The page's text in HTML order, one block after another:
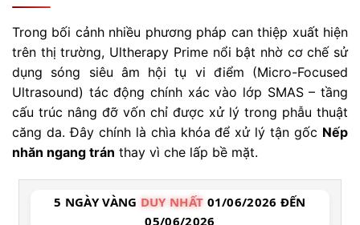
Trong bối cảnh nhiều phương pháp can thiệp xuất hiện
trên thị trường, Ultherapy Prime nổi bật nhờ cơ chế sử
dụng sóng siêu âm hội tụ vi điểm (Micro-Focused
Ultrasound) tác động chính xác vào lớp SMAS – tầng
cấu trúc nâng đỡ vốn chỉ được xử lý trong phẫu thuật
căng da. Đây chính là chìa khóa để xử lý tận gốc Nếp
nhăn ngang trán thay vì che lấp bề mặt.
5 NGÀY VÀNG DUY NHẤT 01/06/2026 ĐẾN
05/06/2026